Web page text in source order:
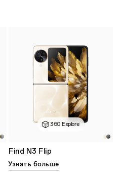
360 Explore
Find N3 Flip
Узнать больше